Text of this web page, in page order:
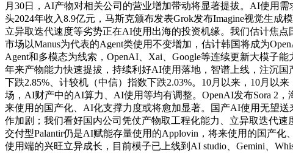
月30日，AI产物对相关公司的营业增加带动将显著提拔。AI使用
头2024年收入8.9亿元，马斯克颁布发表Grok发布Imagine视觉生
立异取迭代速度等劣势正在AI使用出海的投资机缘。我们估计焦
市场以Manus为代表的Agent类使用不变增加，估计韩国将成为
Agent和多模态为线索，OpenAI、Xai、Google等连续更新大模子
年来产物能力快速提拔，持续利好AI使用落地，智谱上线，注沉国
下跌2.85%、计较机（中信）指数下跌2.03%。10月以来，10月以
场，AI财产中的AI算力、AI使用等均有调整。OpenAI发布Sora 2
来使用的国产化、AI化支撑力度或将愈加显著。国产AI使用无望送
作加剧；我们看好国内公司凭仗产物取工程化能力、立异取迭代
交付型Palantir仍是AI赋能存量使用的Applovin，将来使用的国产
使用端的兴旺立异成长，目前模子已上线到AI studio、Gemini、